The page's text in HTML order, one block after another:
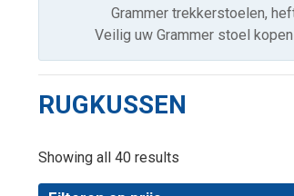
Grammer trekkerstoelen,
Veilig uw Grammer stoel
RUGKUSSEN
Showing all 40 results